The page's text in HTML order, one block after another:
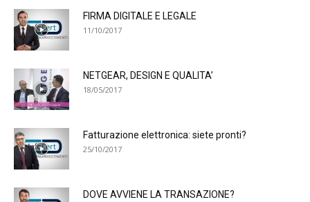
FIRMA DIGITALE E LEGALE
11/10/2017
NETGEAR, DESIGN E QUALITA’
18/05/2017
Fatturazione elettronica: siete pronti?
25/10/2017
DOVE AVVIENE LA TRANSAZIONE?